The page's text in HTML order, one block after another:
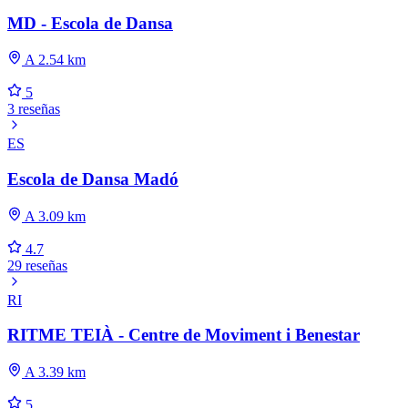
MD - Escola de Dansa
A 2.54 km
5
3 reseñas
ES
Escola de Dansa Madó
A 3.09 km
4.7
29 reseñas
RI
RITME TEIÀ - Centre de Moviment i Benestar
A 3.39 km